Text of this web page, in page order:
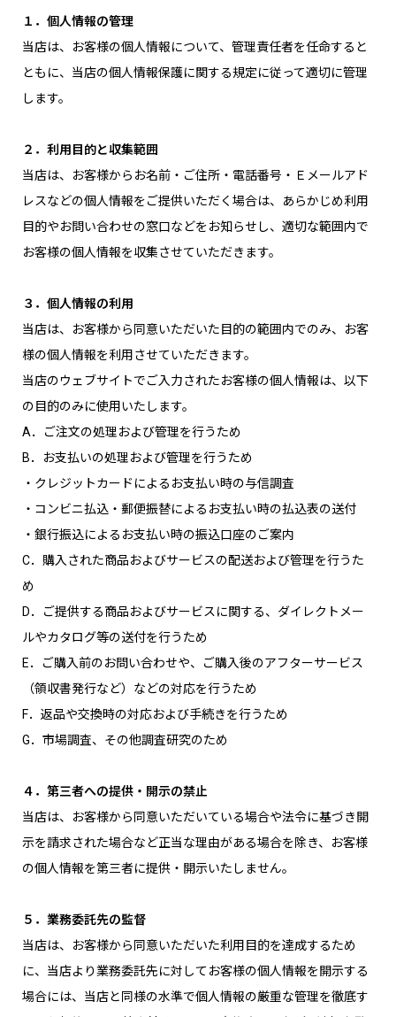
１．個人情報の管理
当店は、お客様の個人情報について、管理責任者を任命すると
ともに、当店の個人情報保護に関する規定に従って適切に管理
します。
２．利用目的と収集範囲
当店は、お客様からお名前・ご住所・電話番号・Ｅメールアド
レスなどの個人情報をご提供いただく場合は、あらかじめ利用
目的やお問い合わせの窓口などをお知らせし、適切な範囲内で
お客様の個人情報を収集させていただきます。
３．個人情報の利用
当店は、お客様から同意いただいた目的の範囲内でのみ、お客
様の個人情報を利用させていただきます。
当店のウェブサイトでご入力されたお客様の個人情報は、以下
の目的のみに使用いたします。
A．ご注文の処理および管理を行うため
B．お支払いの処理および管理を行うため
・クレジットカードによるお支払い時の与信調査
・コンビニ払込・郵便振替によるお支払い時の払込表の送付
・銀行振込によるお支払い時の振込口座のご案内
C．購入された商品およびサービスの配送および管理を行うた
め
D．ご提供する商品およびサービスに関する、ダイレクトメー
ルやカタログ等の送付を行うため
E．ご購入前のお問い合わせや、ご購入後のアフターサービス
（領収書発行など）などの対応を行うため
F．返品や交換時の対応および手続きを行うため
G．市場調査、その他調査研究のため
４．第三者への提供・開示の禁止
当店は、お客様から同意いただいている場合や法令に基づき開
示を請求された場合など正当な理由がある場合を除き、お客様
の個人情報を第三者に提供・開示いたしません。
５．業務委託先の監督
当店は、お客様から同意いただいた利用目的を達成するため
に、当店より業務委託先に対してお客様の個人情報を開示する
場合には、当店と同様の水準で個人情報の厳重な管理を徹底す